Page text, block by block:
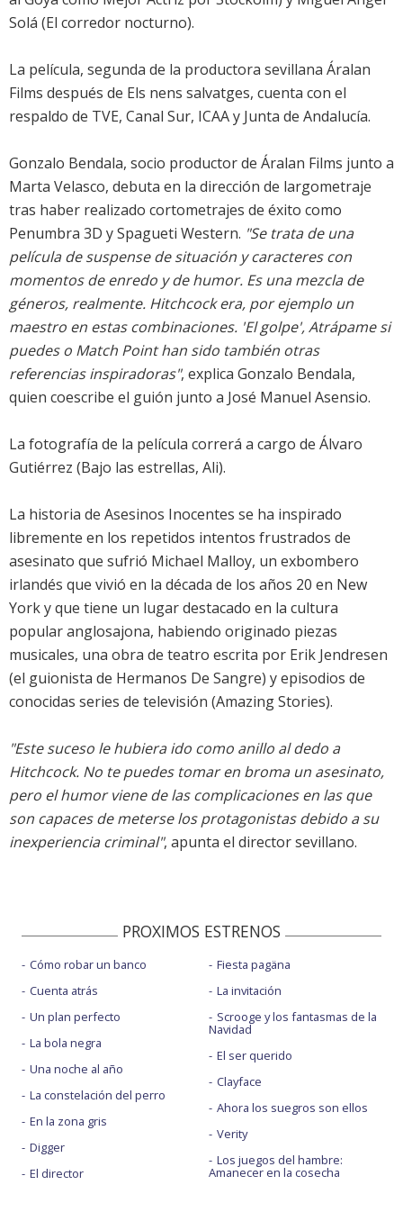
Solá (El corredor nocturno).
La película, segunda de la productora sevillana Áralan
Films después de Els nens salvatges, cuenta con el
respaldo de TVE, Canal Sur, ICAA y Junta de Andalucía.
Gonzalo Bendala, socio productor de Áralan Films junto a
Marta Velasco, debuta en la dirección de largometraje
tras haber realizado cortometrajes de éxito como
Penumbra 3D y Spagueti Western. "Se trata de una
película de suspense de situación y caracteres con
momentos de enredo y de humor. Es una mezcla de
géneros, realmente. Hitchcock era, por ejemplo un
maestro en estas combinaciones. 'El golpe',Atrápame si
puedeso Match Pointhan sido también otras
referencias inspiradoras", explica Gonzalo Bendala,
quien coescribe el guión junto a José Manuel Asensio.
La fotografía de la película correrá a cargo de Álvaro
Gutiérrez (Bajo las estrellas, Ali).
La historia de Asesinos Inocentes se ha inspirado
libremente en los repetidos intentos frustrados de
asesinato que sufrió Michael Malloy, un exbombero
irlandés que vivió en la década de los años 20 en New
York y que tiene un lugar destacado en la cultura
popular anglosajona, habiendo originado piezas
musicales, una obra de teatro escrita por Erik Jendresen
(el guionista de Hermanos De Sangre) y episodios de
conocidas series de televisión (Amazing Stories).
"Este suceso le hubiera ido como anillo al dedo a
Hitchcock. No te puedes tomar en broma un asesinato,
pero el humor viene de las complicaciones en las que
son capaces de meterse los protagonistas debido a su
inexperiencia criminal", apunta el director sevillano.
PROXIMOS ESTRENOS
Cómo robar un banco
Cuenta atrás
Un plan perfecto
La bola negra
Una noche al año
La constelación del perro
En la zona gris
Digger
El director
Fiesta pagäna
La invitación
Scrooge y los fantasmas de la
Navidad
El ser querido
Clayface
Ahora los suegros son ellos
Verity
Los juegos del hambre:
Amanecer en la cosecha